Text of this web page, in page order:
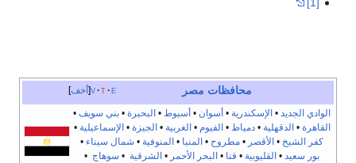
أخف v محافظات مصر
الوادي الجديد•الإسكندرية• أسوان• أسيوط•البحيرة•بني سويف•
القاهرة•الدقهلية•دمياط•الفيوم•الغربية•الجيزة•الإسماعيلية•
كفر الشيخ•الأقصر•مطروح•المنيا•المنوفية•شمال سيناء•
بور سعيد•القليوبية•قنا •البحر الأحمر•الشرقية•سوهاج•